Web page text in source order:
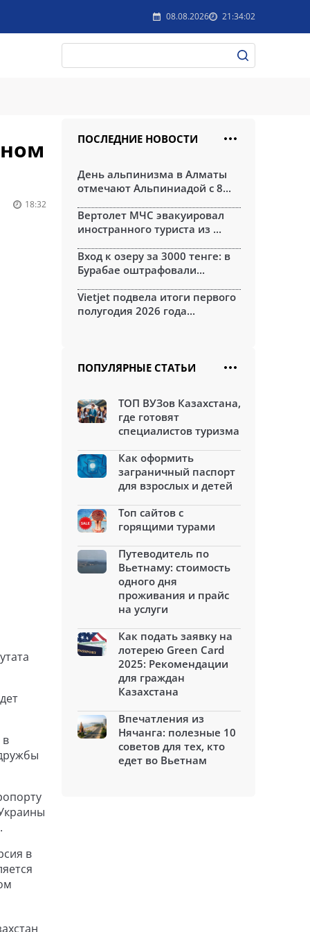
08.08.2026 21:34:02
18:32
в
в
ПОСЛЕДНИЕ НОВОСТИ
День альпинизма в Алматы
отмечают Альпиниадой с 8...
Вертолет МЧС эвакуировал
иностранного туриста из ...
Вход к озеру за 3000 тенге: в
Бурабае оштрафовали...
Vietjet подвела итоги первого
полугодия 2026 года...
ПОПУЛЯРНЫЕ СТАТЬИ
ТОП ВУЗов Казахстана,
где готовят
специалистов туризма
Как оформить
заграничный паспорт
для взрослых и детей
Топ сайтов с
горящими турами
Путеводитель по
Вьетнаму: стоимость
одного дня
проживания и прайс
на услуги
Как подать заявку на
лотерею Green Card
2025: Рекомендации
для граждан
Казахстана
Впечатления из
Нячанга: полезные 10
советов для тех, кто
едет во Вьетнам